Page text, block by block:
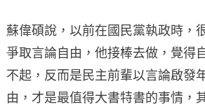
蘇偉碩說，以前在國民黨執政時，
爭取言論自由，他接棒去做，覺得
不起，反而是民主前輩以言論啟發
由，才是最值得大書特書的事情，